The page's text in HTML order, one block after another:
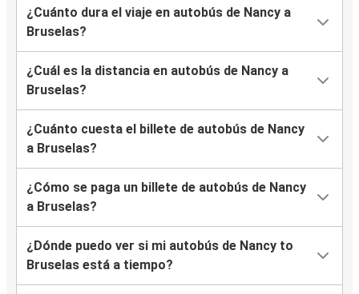
¿Cuánto dura el viaje en autobús de Nancy a
Bruselas?
¿Cuál es la distancia en autobús de Nancy a
Bruselas?
¿Cuánto cuesta el billete de autobús de Nancy
a Bruselas?
¿Cómo se paga un billete de autobús de Nancy
a Bruselas?
¿Dónde puedo ver si mi autobús de Nancy to
Bruselas está a tiempo?